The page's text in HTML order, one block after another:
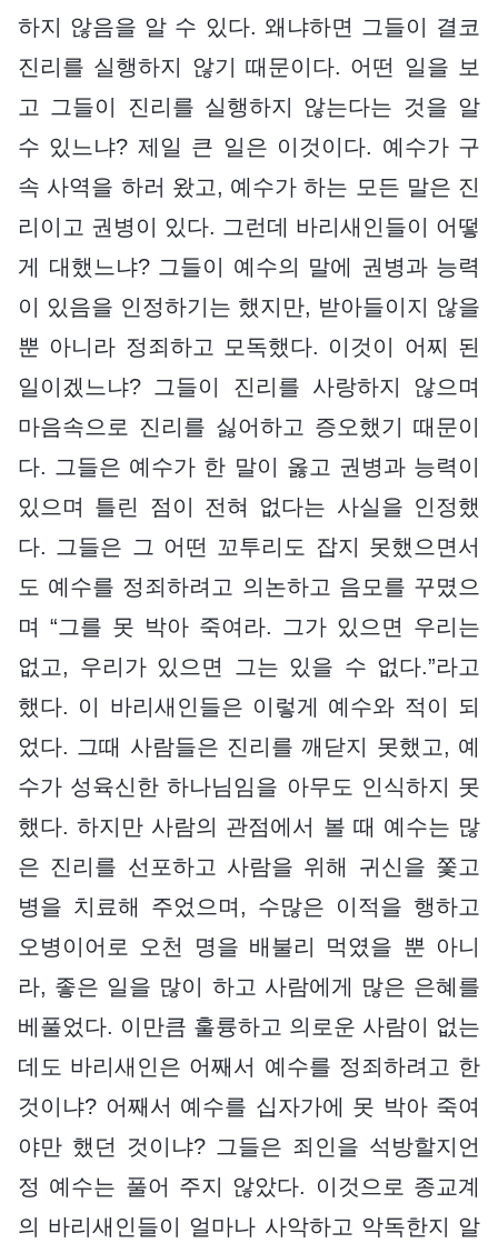
하지 않음을 알 수 있다. 왜냐하면 그들이 결코
진리를 실행하지 않기 때문이다. 어떤 일을 보
고 그들이 진리를 실행하지 않는다는 것을 알
수 있느냐? 제일 큰 일은 이것이다. 예수가 구
속 사역을 하러 왔고, 예수가 하는 모든 말은 진
리이고 권병이 있다. 그런데 바리새인들이 어떻
게 대했느냐? 그들이 예수의 말에 권병과 능력
이 있음을 인정하기는 했지만, 받아들이지 않을
뿐 아니라 정죄하고 모독했다. 이것이 어찌 된
일이겠느냐? 그들이 진리를 사랑하지 않으며
마음속으로 진리를 싫어하고 증오했기 때문이
다. 그들은 예수가 한 말이 옳고 권병과 능력이
있으며 틀린 점이 전혀 없다는 사실을 인정했
다. 그들은 그 어떤 꼬투리도 잡지 못했으면서
도 예수를 정죄하려고 의논하고 음모를 꾸몄으
며 “그를 못 박아 죽여라. 그가 있으면 우리는
없고, 우리가 있으면 그는 있을 수 없다.”라고
했다. 이 바리새인들은 이렇게 예수와 적이 되
었다. 그때 사람들은 진리를 깨닫지 못했고, 예
수가 성육신한 하나님임을 아무도 인식하지 못
했다. 하지만 사람의 관점에서 볼 때 예수는 많
은 진리를 선포하고 사람을 위해 귀신을 쫓고
병을 치료해 주었으며, 수많은 이적을 행하고
오병이어로 오천 명을 배불리 먹였을 뿐 아니
라, 좋은 일을 많이 하고 사람에게 많은 은혜를
베풀었다. 이만큼 훌륭하고 의로운 사람이 없는
데도 바리새인은 어째서 예수를 정죄하려고 한
것이냐? 어째서 예수를 십자가에 못 박아 죽여
야만 했던 것이냐? 그들은 죄인을 석방할지언
정 예수는 풀어 주지 않았다. 이것으로 종교계
의 바리새인들이 얼마나 사악하고 악독한지 알